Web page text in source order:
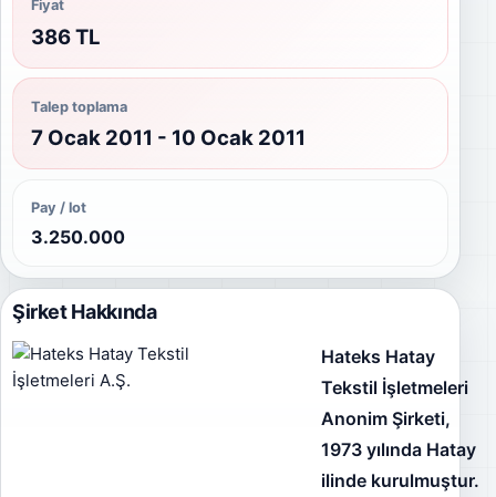
Fiyat
386 TL
Talep toplama
7 Ocak 2011 - 10 Ocak 2011
Pay / lot
3.250.000
Şirket Hakkında
Hateks Hatay
Tekstil İşletmeleri
Anonim Şirketi,
1973 yılında Hatay
ilinde kurulmuştur.